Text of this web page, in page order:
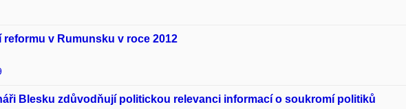
v Rumunsku v roce 2012
Blesku zdůvodňují politickou relevanci informací o soukromí politiků